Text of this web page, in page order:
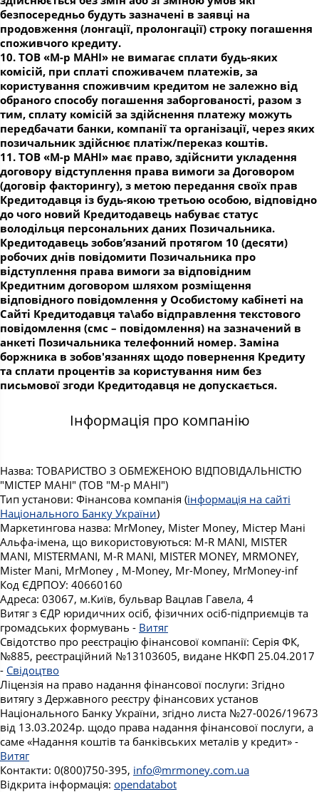
безпосередньо будуть зазначені в заявці на
продовження (лонгації, пролонгації) строку погашення
споживчого кредиту.
10. ТОВ «М-р МАНІ» не вимагає сплати будь-яких
комісій, при сплаті споживачем платежів, за
користування споживчим кредитом не залежно від
обраного способу погашення заборгованості, разом з
тим, сплату комісій за здійснення платежу можуть
передбачати банки, компанії та організації, через яких
позичальник здійснює платіж/переказ коштів.
11. ТОВ «М-р МАНІ» має право, здійснити укладення
договору відступлення права вимоги за Договором
(договір факторингу), з метою передання своїх прав
Кредитодавця із будь-якою третьою особою, відповідно
до чого новий Кредитодавець набуває статус
володільця персональних даних Позичальника.
Кредитодавець зобов’язаний протягом 10 (десяти)
робочих днів повідомити Позичальника про
відступлення права вимоги за відповідним
Кредитним договором шляхом розміщення
відповідного повідомлення у Особистому кабінеті на
Сайті Кредитодавця та\або відправлення текстового
повідомлення (смс – повідомлення) на зазначений в
анкеті Позичальника телефонний номер. Заміна
боржника в зобов'язаннях щодо повернення Кредиту
та сплати процентів за користування ним без
письмової згоди Кредитодавця не допускається.
Інформація про компанію
Назва: ТОВАРИСТВО З ОБМЕЖЕНОЮ ВІДПОВІДАЛЬНІСТЮ
"МІСТЕР МАНІ" (ТОВ "М-р МАНІ")
Тип установи: Фінансова компанія (інформація на сайті
Національного Банку України)
Маркетингова назва: MrMoney, Mister Money, Містер Мані
Альфа-імена, що використовуються: M-R MANI, MISTER
MANI, MISTERMANI, M-R MANI, MISTER MONEY, MRMONEY,
Mister Mani, MrMoney , M-Money, Mr-Money, MrMoney-inf
Код ЄДРПОУ: 40660160
Адреса: 03067, м.Київ, бульвар Вацлав Гавела, 4
Витяг з ЄДР юридичних осіб, фізичних осіб-підприємців та
громадських формувань - Витяг
Свідотство про реєстрацію фінансової компанії: Серія ФК,
№885, реєстраційний №13103605, видане НКФП 25.04.2017
- Свідоцтво
Ліцензія на право надання фінансової послуги: Згідно
витягу з Державного реєстру фінансових установ
Національного Банку України, згідно листа №27-0026/19673
від 13.03.2024р. щодо права надання фінансової послуги, а
саме «Надання коштів та банківських металів у кредит» -
Витяг
Контакти: 0(800)750-395, info@mrmoney.com.ua
Відкрита інформація: opendatabot